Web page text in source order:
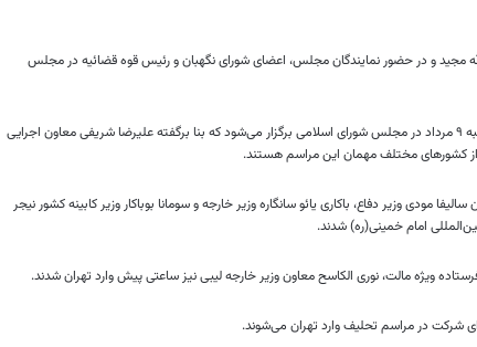
کلام‌الله مجید و در حضور نمایندگان مجلس، اعضای شورای نگهبان و رئیس قوه قضائیه در مجلس
مراسم تحلیف «مسعود پزشکیان» رئیس جمهور عصر روز سه‌شنبه ۹ مرداد در مجلس شورای اسلامی برگزار می‌شود که بنا برگفته علیرضا شریفی معاون اجرایی
مودی وزیر دفاع، باکاری یائو سانگاره وزیر خارجه و سومانا بوباکار وزیر کابینه کشور نیجر
امام خمینی(ره) شدند.
ویژه مالت، نوری الکاسح معاون وزیر خارجه لیبی نیز ساعتی پیش وارد تهران شدند.
شرکت در مراسم تحلیف وارد تهران می‌شوند.